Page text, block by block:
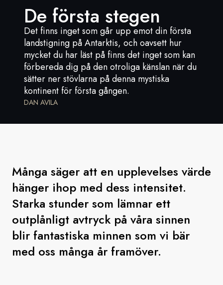
Sverige Frankrike
Sverige
Danmark
Norge
De första stegen
Det finns inget som går upp emot din första
landstigning på Antarktis, och oavsett hur
mycket du har läst på finns det inget som kan
förbereda dig på den otroliga känslan när du
sätter ner stövlarna på denna mystiska
kontinent för första gången.
DAN AVILA
Många säger att en upplevelses värde
hänger ihop med dess intensitet.
Starka stunder som lämnar ett
outplånligt avtryck på våra sinnen
blir fantastiska minnen som vi bär
med oss många år framöver.